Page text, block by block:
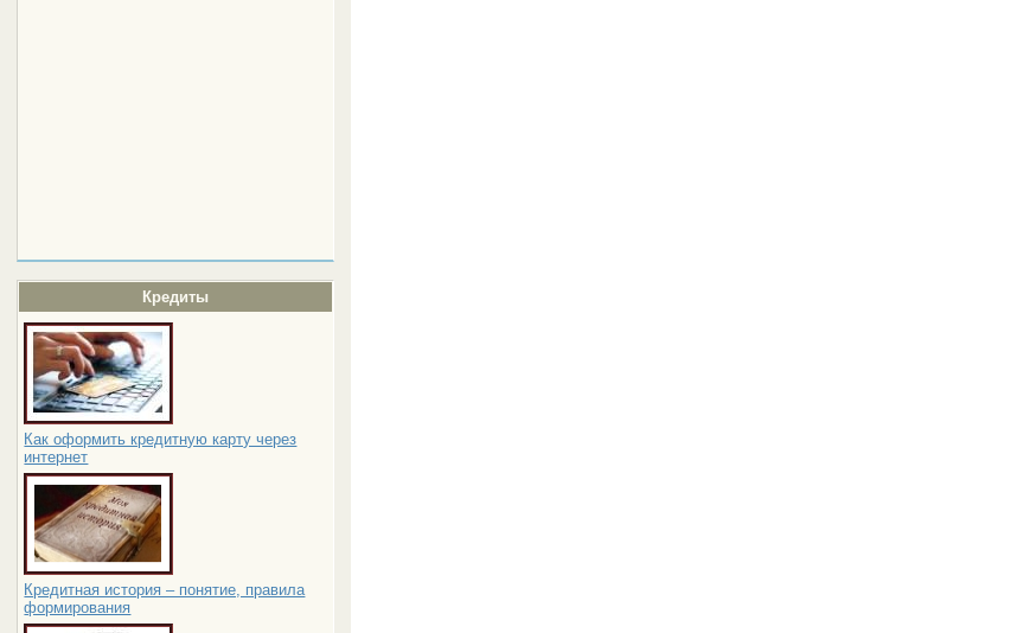
Кредиты
Как оформить кредитную карту через
интернет
Кредитная история – понятие, правила
формирования